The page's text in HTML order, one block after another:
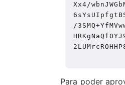
Xx4/
/
Para poder